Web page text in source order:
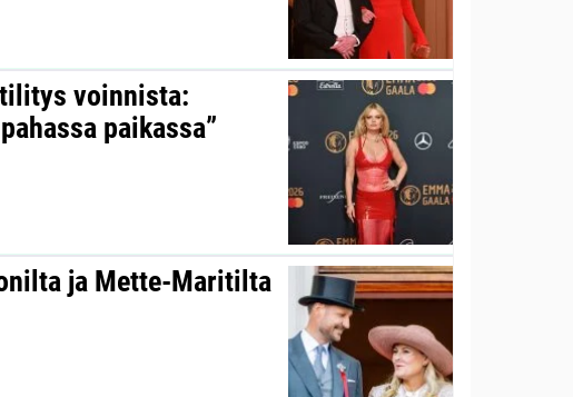
voinnista:
paikassa”
ja Mette-Maritilta